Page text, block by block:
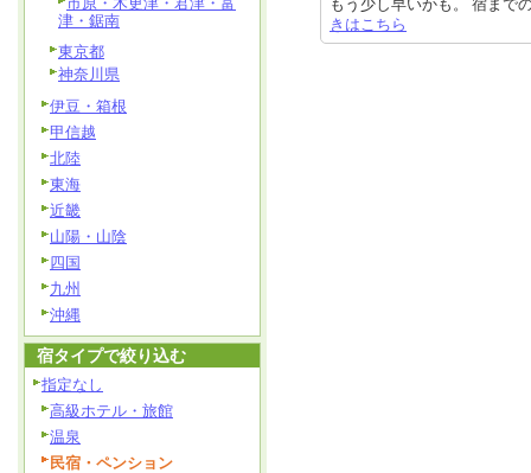
もう少し早いかも。 宿ま
きはこちら
津・鋸南
東京都
神奈川県
伊豆・箱根
甲信越
北陸
東海
近畿
山陽・山陰
四国
九州
沖縄
宿タイプで絞り込む
指定なし
高級ホテル・旅館
温泉
民宿・ペンション